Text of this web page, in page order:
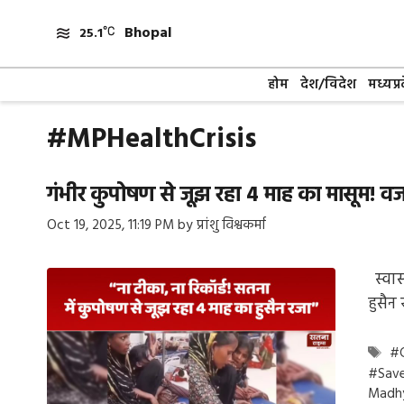
content
25.1 Bhopal
होम देश/विदेश
#MPHealthCrisis
गंभीर कुपोषण से जूझ रहा 4 माह का मासूम!
Oct 19, 2025, 11:19 PM byप्रांशु विश्वकर्मा
हुसैन